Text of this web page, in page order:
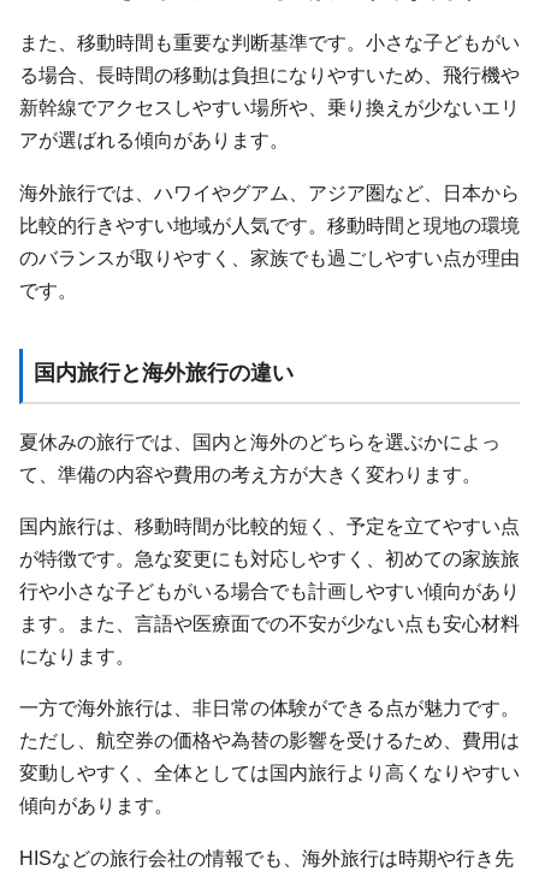
また、移動時間も重要な判断基準です。小さな子どもがい
る場合、長時間の移動は負担になりやすいため、飛行機や
新幹線でアクセスしやすい場所や、乗り換えが少ないエリ
アが選ばれる傾向があります。
海外旅行では、ハワイやグアム、アジア圏など、日本から
比較的行きやすい地域が人気です。移動時間と現地の環境
のバランスが取りやすく、家族でも過ごしやすい点が理由
です。
国内旅行と海外旅行の違い
夏休みの旅行では、国内と海外のどちらを選ぶかによっ
て、準備の内容や費用の考え方が大きく変わります。
国内旅行は、移動時間が比較的短く、予定を立てやすい点
が特徴です。急な変更にも対応しやすく、初めての家族旅
行や小さな子どもがいる場合でも計画しやすい傾向があり
ます。また、言語や医療面での不安が少ない点も安心材料
になります。
一方で海外旅行は、非日常の体験ができる点が魅力です。
ただし、航空券の価格や為替の影響を受けるため、費用は
変動しやすく、全体としては国内旅行より高くなりやすい
傾向があります。
HISなどの旅行会社の情報でも、海外旅行は時期や行き先